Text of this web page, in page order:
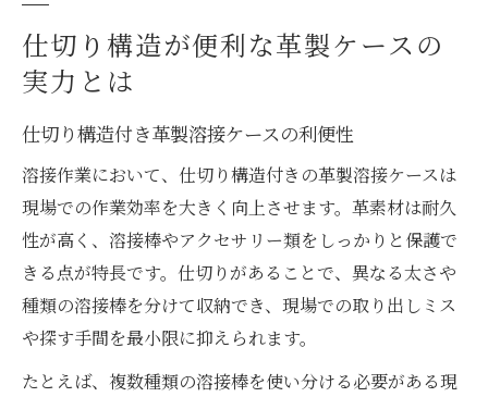
仕切り構造が便利な革製ケースの
実力とは
仕切り構造付き革製溶接ケースの利便性
溶接作業において、仕切り構造付きの革製溶接ケースは
現場での作業効率を大きく向上させます。革素材は耐久
性が高く、溶接棒やアクセサリー類をしっかりと保護で
きる点が特長です。仕切りがあることで、異なる太さや
種類の溶接棒を分けて収納でき、現場での取り出しミス
や探す手間を最小限に抑えられます。
たとえば、複数種類の溶接棒を使い分ける必要がある現